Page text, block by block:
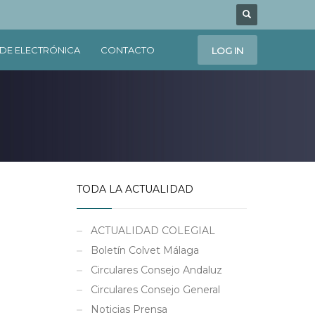
ELECTRÓNICA CONTACTO LOG IN
TODA LA ACTUALIDAD
ACTUALIDAD COLEGIAL
Boletín Colvet Málaga
Circulares Consejo Andaluz
Circulares Consejo General
Noticias Prensa